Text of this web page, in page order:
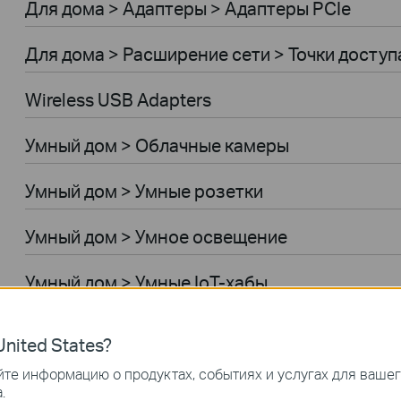
Для дома > Адаптеры > Адаптеры PCIe
Для дома > Расширение сети > Точки
Wireless USB Adapters
Умный дом > Облачные камеры
Умный дом > Умные розетки
Умный дом > Умное освещение
Умный дом > Умные IoT-хабы
Умный дом > Умные выключатели
States?
информацию о продуктах, событиях и услугах для